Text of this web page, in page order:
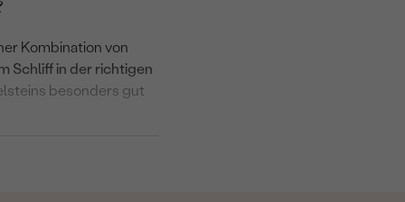
Kombination von
Schliff in der richtigen
besonders gut